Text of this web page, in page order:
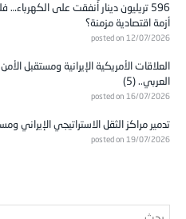
596 تريليون دينار أُنفقت على
أزمة اقتصادية مزمنة؟
posted on 12/07/2026
العلاقات الأمريكية الإيرانية ومستقبل
العربي.. (5)
posted on 16/07/2026
تدمير مراكز الثقل الاستراتيجي الإيراني
posted on 19/07/2026